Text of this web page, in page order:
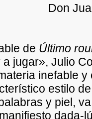
Don
de Último
jugar», Julio
inefable y
estilo
y piel,
dada-